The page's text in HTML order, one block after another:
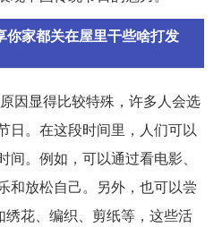
你家都关在屋里干些啥打发
因显得比较特殊，许多人会选
日。在这段时间里，人们可以
。例如，可以通过看电影、
和放松自己。另外，也可以尝
花、编织、剪纸等，这些活